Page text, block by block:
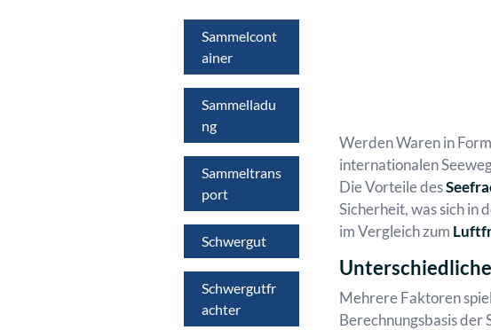
Sammelcont
ainer
Sammelladu
ng
Sammeltrans
port
Schwergut
Schwergutfr
achter
Werden Waren in
internationalen
Die Vorteile des
Sicherheit, was sich in
im Vergleich zum
Mehrere Faktoren
Berechnungsbasis der